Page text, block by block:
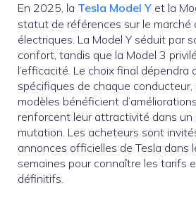
En 2025, la Tesla Model Y et la
statut de références sur le marché
électriques. La Model Y séduit par
confort, tandis que la Model 3
l’efficacité. Le choix final dépendra
spécifiques de chaque conducteur,
modèles bénéficient
renforcent leur attractivité dans un
mutation. Les acheteurs sont
annonces officielles de Tesla dans
semaines pour connaître les tarifs
définitifs.